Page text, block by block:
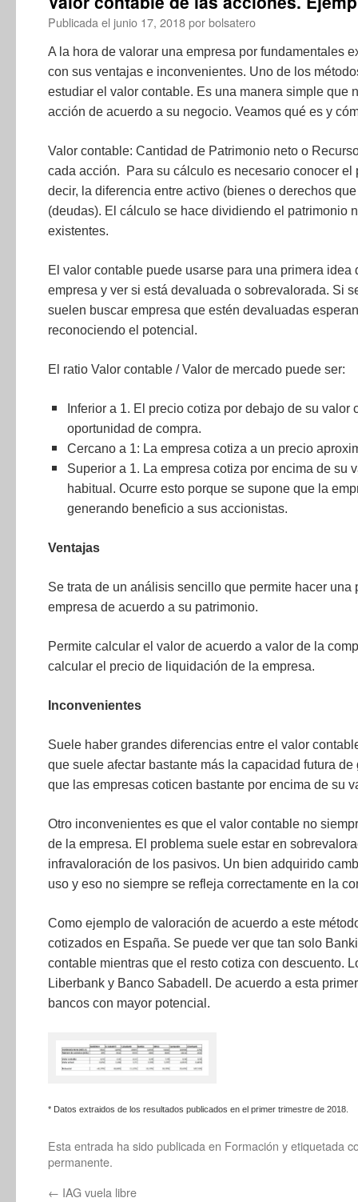
Publicada el junio 17, 2018porbolsatero
A la hora de valorar una empresa por fundamentales
con sus ventajas e inconvenientes. Uno de los
estudiar el valor contable. Es una manera simple que
acción de acuerdo a su negocio. Veamos qué es y
Valor contable: Cantidad de Patrimonio neto o
cada acción. Para su cálculo es necesario conocer el
decir, la diferencia entre activo (bienes o derechos
(deudas). El cálculo se hace dividiendo el patrimonio
existentes.
El valor contable puede usarse para una primera
empresa y ver si está devaluada o sobrevalorada. Si
suelen buscar empresa que estén devaluadas
reconociendo el potencial.
El ratio Valor contable / Valor de mercado puede ser:
Inferior a 1. El precio cotiza por debajo de su valor
oportunidad de compra.
Cercano a 1: La empresa cotiza a un precio
Superior a 1. La empresa cotiza por encima de su
habitual. Ocurre esto porque se supone que la
generando beneficio a sus accionistas.
Ventajas
Se trata de un análisis sencillo que permite hacer
empresa de acuerdo a su patrimonio.
Permite calcular el valor de acuerdo a valor de la
calcular el precio de liquidación de la empresa.
Inconvenientes
Suele haber grandes diferencias entre el valor
que suele afectar bastante más la capacidad futura
que las empresas coticen bastante por encima de su
Otro inconvenientes es que el valor contable no
de la empresa. El problema suele estar en
infravaloración de los pasivos. Un bien adquirido
uso y eso no siempre se refleja correctamente en la
Como ejemplo de valoración de acuerdo a este
cotizados en España. Se puede ver que tan solo
contable mientras que el resto cotiza con descuento.
Liberbank y Banco Sabadell. De acuerdo a esta
bancos con mayor potencial.
* Datos extraidos de los resultados publicados en el primer trimestre de 2018.
Esta entrada ha sido publicada en Formación y etiquetada
permanente.
← IAG vuela libre